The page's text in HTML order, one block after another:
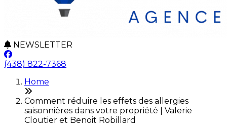
NEWSLETTER
(438) 822-7368
Home
Comment réduire les effets des allergies
saisonnières dans votre propriété | Valerie
Cloutier et Benoit Robillard